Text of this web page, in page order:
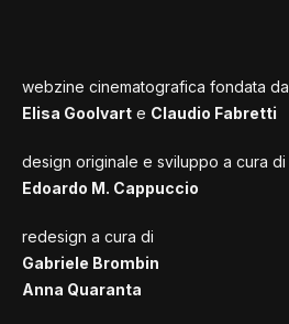
webzine cinematografica fondata da
Elisa Goolvart e Claudio Fabretti
design originale e sviluppo a cura di
Edoardo M. Cappuccio
redesign a cura di
Gabriele Brombin
Anna Quaranta